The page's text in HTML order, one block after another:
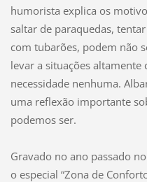
humorista explica os
saltar de paraquedas,
com tubarões, podem não
levar a situações altamente
necessidade nenhuma.
uma reflexão importante
podemos ser.
Gravado no ano passado
o especial “Zona de